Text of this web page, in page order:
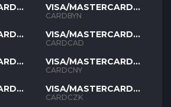
VISA/MASTERCARD
BYN
CARDBYN
VISA/MASTERCARD
CAD
CARDCAD
VISA/MASTERCARD
CNY
CARDCNY
VISA/MASTERCARD
CZK
CARDCZK